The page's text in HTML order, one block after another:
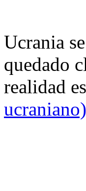
Ucrania
quedado
realidad
ucraniano)